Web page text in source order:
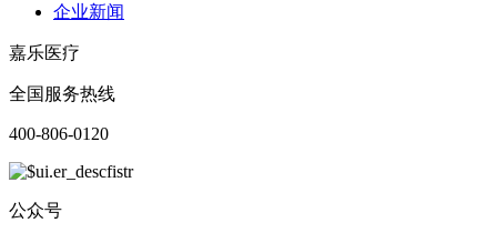
企业新闻
嘉乐医疗
全国服务热线
400-806-0120
公众号